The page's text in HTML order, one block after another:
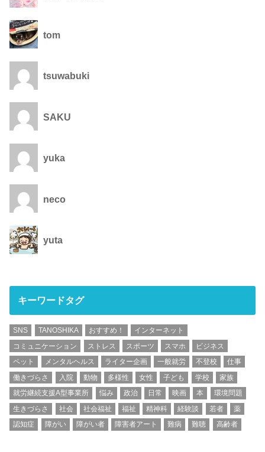
tom
tsuwabuki
SAKU
yuka
neco
yuta
キーワードタグ
SNS TANOSHIKA おすすめ！
インターネット
コミュニケーション
ストレス スポーツ スマホ
ビジネス
ペット
メンタルヘルス ライター企画 一般就労 不登校
仕事
働きづらさ
入院 動物 多様性 女性 子ども 学校
家族
就労継続支援A型事業所
悩み 政治 日常 映画 本
環境問題
生きづらさ
社会 社会福祉 福祉 精神科 経験談 若者
薬
認知症
障がい 障がい者 障害者アート 難病 難聴 高齢者